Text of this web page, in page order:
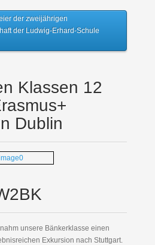
der zweijährigen
der Ludwig-Erhard-Schule
Klassen 12
Dublin
unsere Bänkerklasse einen
Exkursion nach Stuttgart.